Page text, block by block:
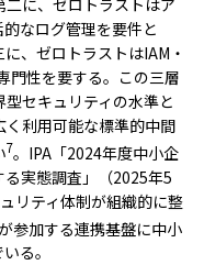
なログ管理を要件と
、ゼロトラストはIAM・
門性を要する。この三層
セキュリティの水準と
利用可能な標準的中間
7。IPA「2024年度中小企
実態調査」（2025年5
リティ体制が組織的に整
参加する連携基盤に中小
る。